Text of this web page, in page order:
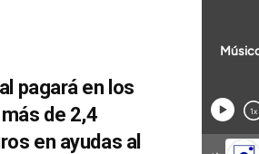
pagará en los
de 2,4
en ayudas al